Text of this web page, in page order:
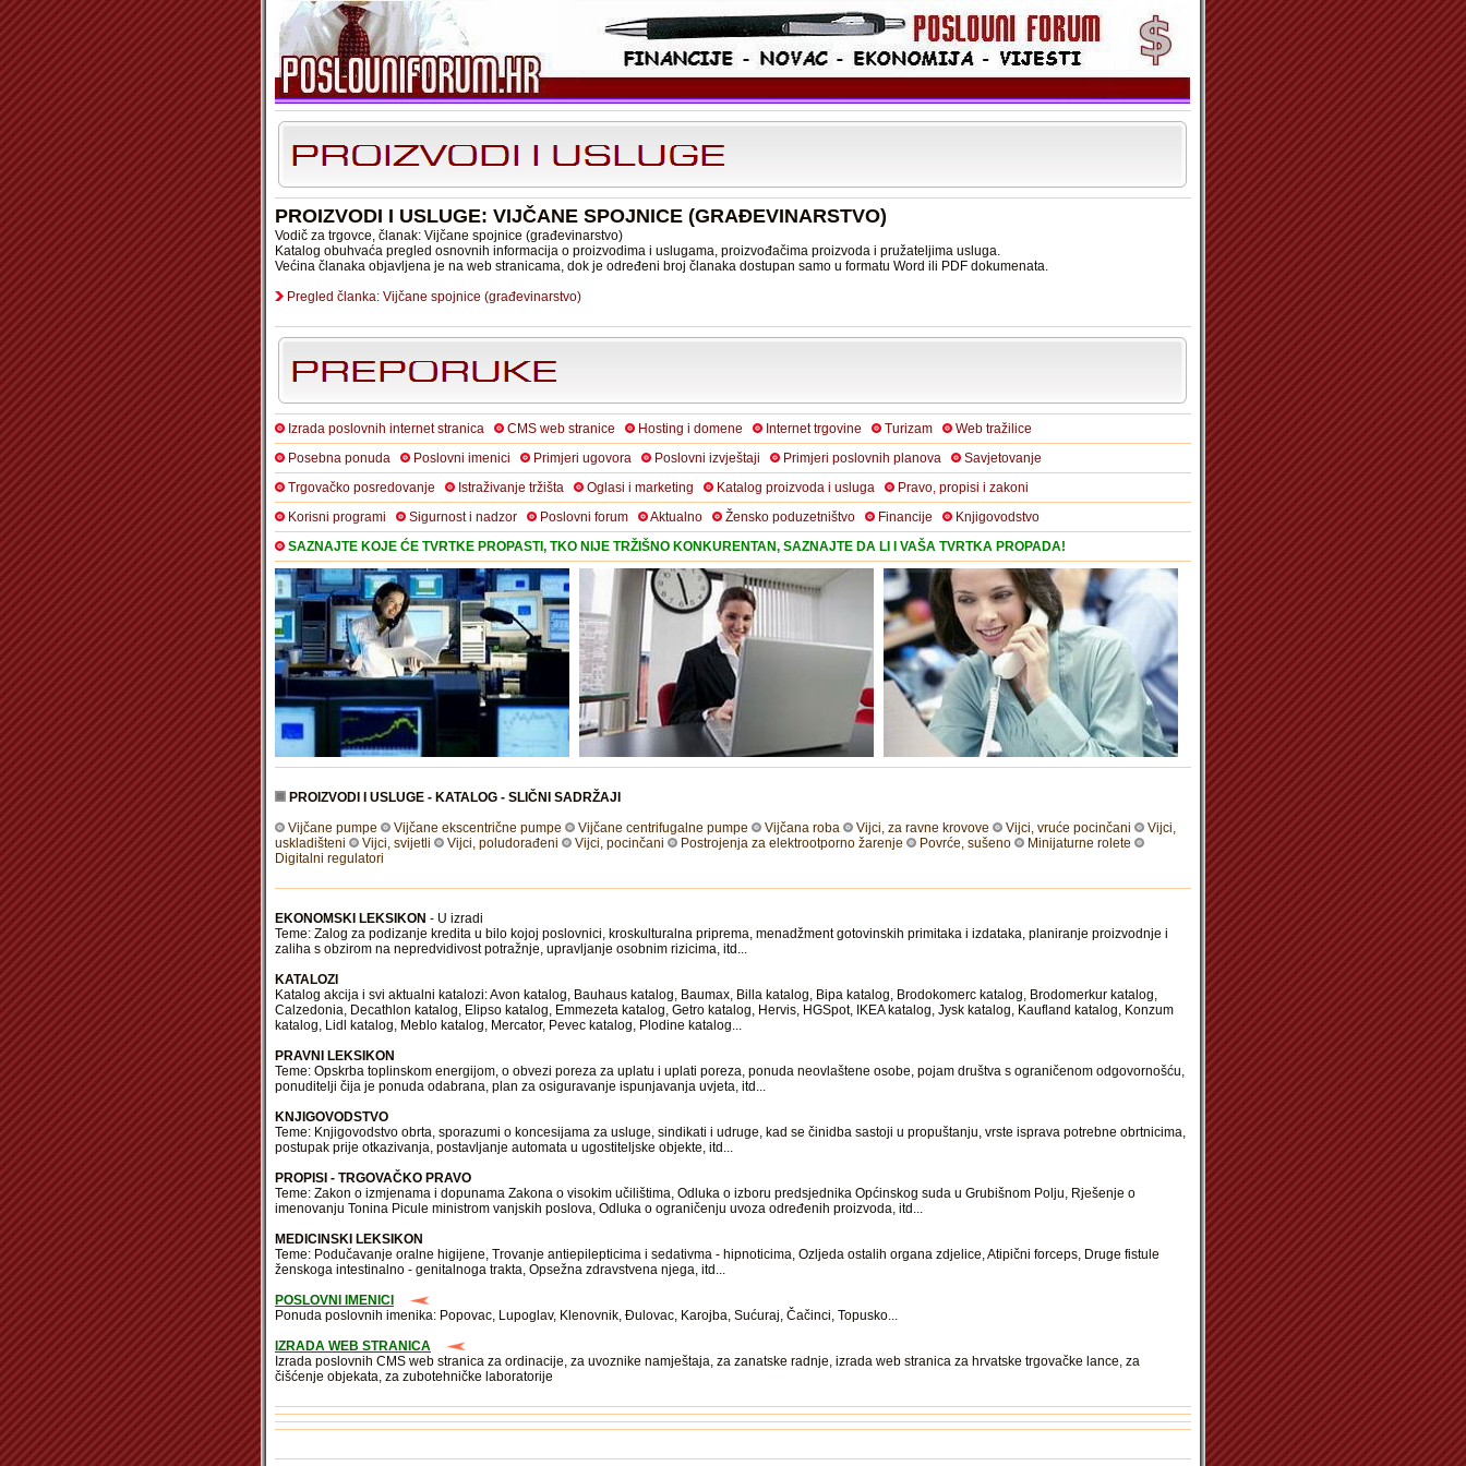
PROIZVODI I USLUGE: VIJČANE SPOJNICE (GRAĐEVINARSTVO)
Vodič za trgovce, članak: Vijčane spojnice (građevinarstvo)
Katalog obuhvaća pregled osnovnih informacija o proizvodima i uslugama, proizvođačima proizvoda i pružateljima usluga.
Većina članaka objavljena je na web stranicama, dok je određeni broj članaka dostupan samo u formatu Word ili PDF dokumenata.
Pregled članka: Vijčane spojnice (građevinarstvo)
Izrada poslovnih internet stranica CMS web stranice Hosting i domene Internet trgovine Turizam
Web tražilice
Posebna ponuda
Poslovni imenici Primjeri ugovora Poslovni izvještaji Primjeri poslovnih planova
Savjetovanje
Trgovačko posredovanje
Istraživanje tržišta Oglasi i marketing Katalog proizvoda i usluga
Pravo, propisi i zakoni
Korisni programi
Sigurnost i nadzor Poslovni forum Aktualno Žensko poduzetništvo Financije
Knjigovodstvo
SAZNAJTE KOJE ĆE TVRTKE PROPASTI, TKO NIJE TRŽIŠNO KONKURENTAN, SAZNAJTE DA LI I VAŠA TVRTKA PROPADA!
PROIZVODI I USLUGE - KATALOG - SLIČNI SADRŽAJI
Vijčane pumpe
Vijčane ekscentrične pumpe Vijčane centrifugalne pumpe Vijčana roba Vijci, za ravne krovove Vijci, vruće pocinčani
Vijci,
uskladišteni
Vijci, svijetli Vijci, poludorađeni Vijci, pocinčani Postrojenja za elektrootporno žarenje Povrće, sušeno
Minijaturne rolete
Digitalni regulatori
EKONOMSKI LEKSIKON - U izradi
Teme: Zalog za podizanje kredita u bilo kojoj poslovnici, kroskulturalna priprema, menadžment gotovinskih primitaka i izdataka, planiranje proizvodnje i
zaliha s obzirom na nepredvidivost potražnje, upravljanje osobnim rizicima, itd ...
KATALOZI
Katalog akcija i svi aktualni katalozi: Avon katalog, Bauhaus katalog, Baumax, Billa katalog, Bipa katalog, Brodokomerc katalog, Brodomerkur katalog,
Calzedonia, Decathlon katalog, Elipso katalog, Emmezeta katalog, Getro katalog, Hervis, HGSpot, IKEA katalog, Jysk katalog, Kaufland katalog, Konzum
katalog, Lidl katalog, Meblo katalog, Mercator, Pevec katalog, Plodine katalog...
PRAVNI LEKSIKON
Teme: Opskrba toplinskom energijom, o obvezi poreza za uplatu i uplati poreza, ponuda neovlaštene osobe, pojam društva s ograničenom odgovornošću,
ponuditelji čija je ponuda odabrana, plan za osiguravanje ispunjavanja uvjeta, itd ...
KNJIGOVODSTVO
Teme: Knjigovodstvo obrta, sporazumi o koncesijama za usluge, sindikati i udruge, kad se činidba sastoji u propuštanju, vrste isprava potrebne obrtnicima,
postupak prije otkazivanja, postavljanje automata u ugostiteljske objekte, itd ...
PROPISI - TRGOVAČKO PRAVO
Teme: Zakon o izmjenama i dopunama Zakona o visokim učilištima, Odluka o izboru predsjednika Općinskog suda u Grubišnom Polju, Rješenje o
imenovanju Tonina Picule ministrom vanjskih poslova, Odluka o ograničenju uvoza određenih proizvoda, itd ...
MEDICINSKI LEKSIKON
Teme: Podučavanje oralne higijene, Trovanje antiepilepticima i sedativma - hipnoticima, Ozljeda ostalih organa zdjelice, Atipični forceps, Druge fistule
ženskoga intestinalno - genitalnoga trakta, Opsežna zdravstvena njega, itd ...
POSLOVNI IMENICI
Ponuda poslovnih imenika: Popovac, Lupoglav, Klenovnik, Đulovac, Karojba, Sućuraj, Čačinci, Topusko...
IZRADA WEB STRANICA
Izrada poslovnih CMS web stranica za ordinacije, za uvoznike namještaja, za zanatske radnje, izrada web stranica za hrvatske trgovačke lance, za
čišćenje objekata, za zubotehničke laboratorije